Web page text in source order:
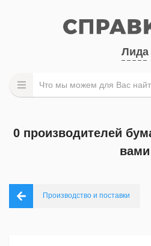
Лида
0 производителей
вами
Производство и поставки